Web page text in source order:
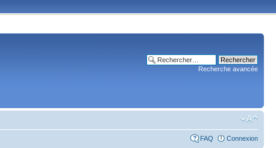
Recherche avancée
FAQ Connexion